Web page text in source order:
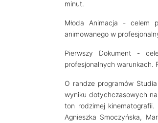
minut.
Młoda Animacja - celem
animowanego w
Pierwszy Dokument -
profesjonalnych warunkach.
O randze programów
wyniku dotychczasowych
ton rodzimej
Agnieszka Smoczyńska,